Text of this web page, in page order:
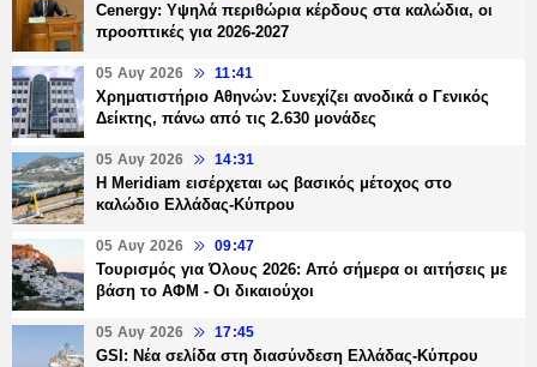
Cenergy: Υψηλά περιθώρια κέρδους στα καλώδια, οι
προοπτικές για 2026-2027
05 Αυγ 2026 11:41
Χρηματιστήριο Αθηνών: Συνεχίζει ανοδικά ο Γενικός
Δείκτης, πάνω από τις 2.630 μονάδες
05 Αυγ 2026 14:31
Η Meridiam εισέρχεται ως βασικός μέτοχος στο
καλώδιο Ελλάδας-Κύπρου
05 Αυγ 2026 09:47
Τουρισμός για Όλους 2026: Από σήμερα οι αιτήσεις με
βάση το ΑΦΜ - Οι δικαιούχοι
05 Αυγ 2026 17:45
GSI: Νέα σελίδα στη διασύνδεση Ελλάδας-Κύπρου